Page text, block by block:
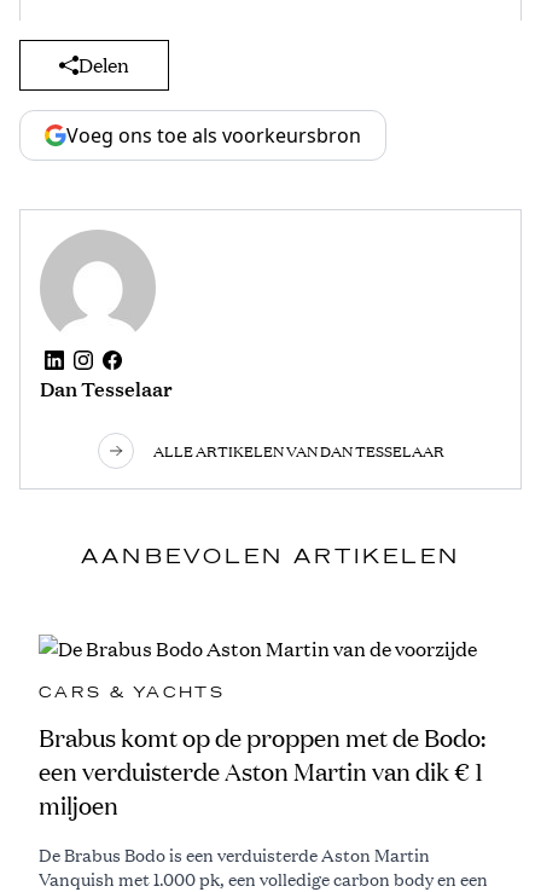
Delen
Voeg ons toe als voorkeursbron
Dan Tesselaar
ALLE ARTIKELEN VAN DAN TESSELAAR
AANBEVOLEN ARTIKELEN
CARS & YACHTS
Brabus komt op de proppen met de Bodo:
een verduisterde Aston Martin van dik € 1
miljoen
De Brabus Bodo is een verduisterde Aston Martin
Vanquish met 1.000 pk, een volledige carbon body en een